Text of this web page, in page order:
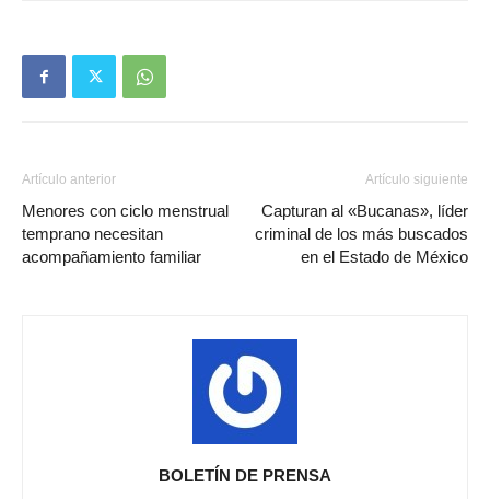
Artículo anterior
Menores con ciclo menstrual
temprano necesitan
acompañamiento familiar
Artículo siguiente
Capturan al «Bucanas», líder
criminal de los más buscados
en el Estado de México
BOLETÍN DE PRENSA